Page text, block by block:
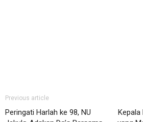
Previous article
Peringati Harlah ke 98, NU
Kepala